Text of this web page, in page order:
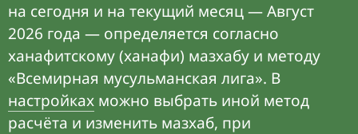
на сегодня и на текущий месяц — Август
2026 года — определяется согласно
ханафитскому (ханафи) мазхабу и методу
«Всемирная мусульманская лига». В
настройках можно выбрать иной метод
расчёта и изменить мазхаб, при